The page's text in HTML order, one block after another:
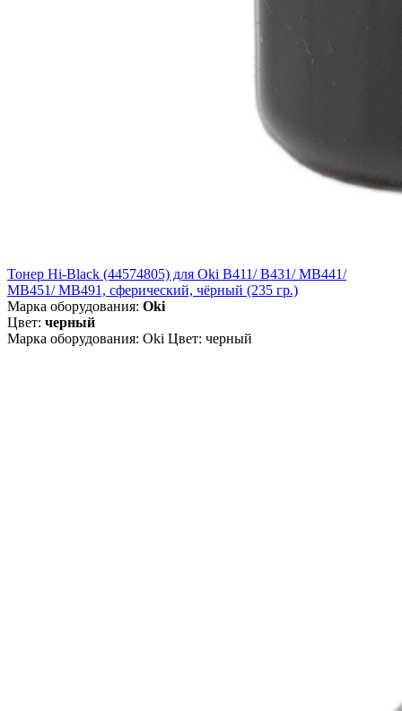
Тонер Hi-Black (44574805) для Oki B411/ B431/ MB441/
MB451/ MB491, сферический, чёрный (235 гр.)
Марка оборудования: Oki
Цвет: черный
Марка оборудования: Oki Цвет: черный